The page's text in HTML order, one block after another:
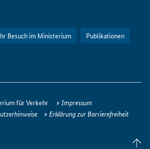
Besuch im Ministerium Publikationen
für Verkehr
Impressum
Erklärung zur Barrierefreiheit